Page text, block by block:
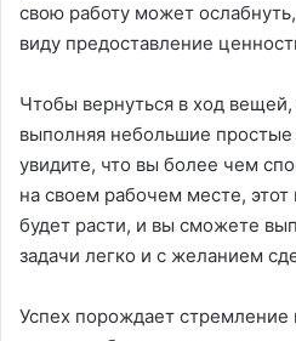
свою работу может
виду предоставление
Чтобы вернуться в ход вещей,
выполняя небольшие простые
увидите, что вы более чем
на своем рабочем месте,
будет расти, и вы сможете
задачи легко и с желанием
Успех порождает стремление